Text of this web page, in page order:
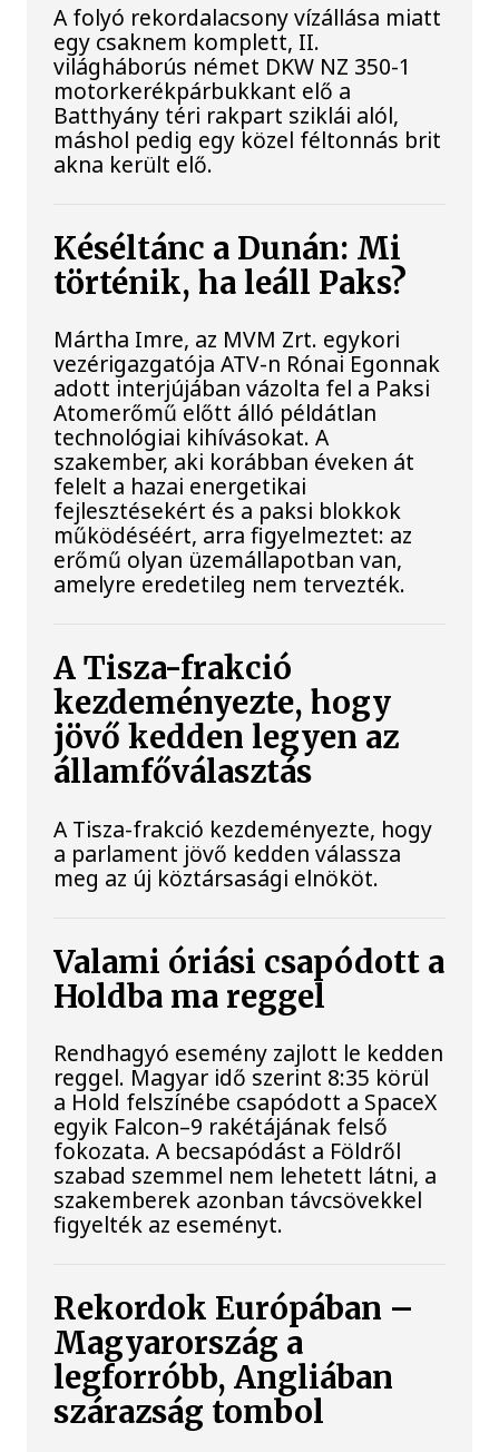
A folyó rekordalacsony vízállása miatt
egy csaknem komplett, II.
világháborús német DKW NZ 350-1
motorkerékpárbukkant elő a
Batthyány téri rakpart sziklái alól,
máshol pedig egy közel féltonnás brit
akna került elő.
Késéltánc a Dunán: Mi
történik, ha leáll Paks?
Mártha Imre, az MVM Zrt. egykori
vezérigazgatója ATV-n Rónai Egonnak
adott interjújában vázolta fel a Paksi
Atomerőmű előtt álló példátlan
technológiai kihívásokat. A
szakember, aki korábban éveken át
felelt a hazai energetikai
fejlesztésekért és a paksi blokkok
működéséért, arra figyelmeztet: az
erőmű olyan üzemállapotban van,
amelyre eredetileg nem tervezték.
A Tisza-frakció
kezdeményezte, hogy
jövő kedden legyen az
államfőválasztás
A Tisza-frakció kezdeményezte, hogy
a parlament jövő kedden válassza
meg az új köztársasági elnököt.
Valami óriási csapódott a
Holdba ma reggel
Rendhagyó esemény zajlott le kedden
reggel. Magyar idő szerint 8:35 körül
a Hold felszínébe csapódott a SpaceX
egyik Falcon–9 rakétájának felső
fokozata. A becsapódást a Földről
szabad szemmel nem lehetett látni, a
szakemberek azonban távcsövekkel
figyelték az eseményt.
Rekordok Európában –
Magyarország a
legforróbb, Angliában
szárazság tombol